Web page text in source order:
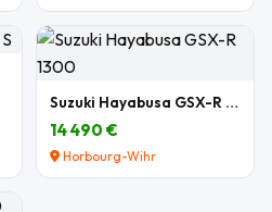
Suzuki Hayabusa GSX-R 1300
14 490 €
Horbourg-Wihr